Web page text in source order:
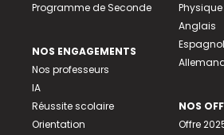
Programme de Seconde
NOS ENGAGEMENTS
Nos professeurs
IA
Réussite scolaire
Orientation
Anglais
Espagnol
NOS
Offre